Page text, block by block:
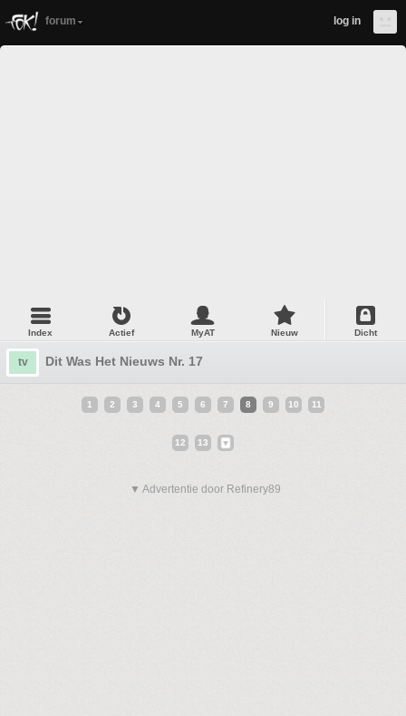
forum log in
Index Actief MyAT Nieuw Dicht
tv Dit Was Het Nieuws Nr. 17
1 2 3 4 5 6 7 8 9 10 11
12 13
▼ Advertentie door Refinery89